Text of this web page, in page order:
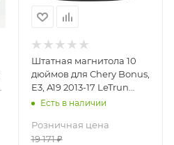
Штатная магнитола 10
дюймов для Сhery Bonus,
E3, A19 2013-17 LeTrun
4028-6493 Android 12
Есть в наличии
Розничная цена
19 171₽